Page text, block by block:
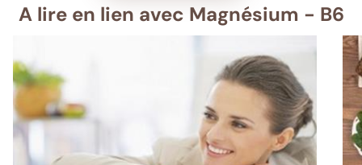
A lire en lien avec Magnésium - B6